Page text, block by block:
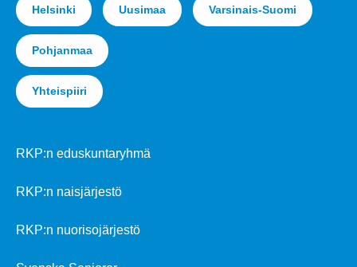
Helsinki Uusimaa Varsinais-Suomi
Pohjanmaa
Yhteispiiri
RKP:n eduskuntaryhmä
RKP:n naisjärjestö
RKP:n nuorisojärjestö